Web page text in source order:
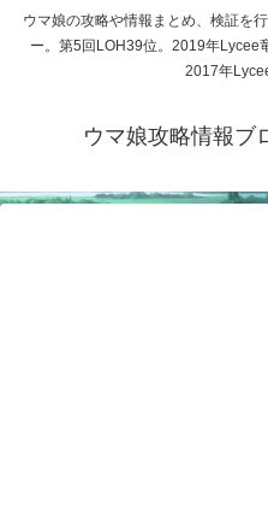
ウマ娘の攻略や情報まとめ、検証を
ー。第5回LOH39位。2019年Lycee
2017年
ウマ娘攻略情報ブ